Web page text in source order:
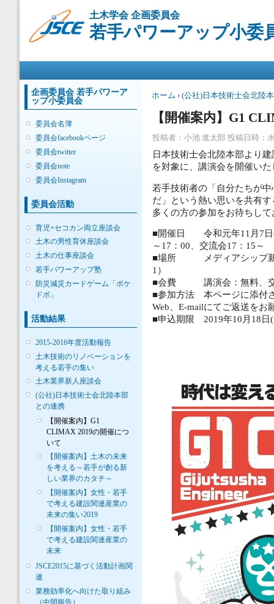
ン
コ
に
移
動
土木学会 企画委員会
若手パワーアップ小委
企画委員会 若手パワーア
ップ小委員会
委員会名簿
委員会facebookページ
委員会twitter
委員会note
委員会Instagram
委員会活動
育児×セコカン両立座談会
土木の男性育休座談会
土木の仕事座談会
若手パワーアップ塾
防災減災カードゲーム「ポケ
ドボ」
活動結果
2015-2016年度活動報告
土木技術のリノベーションを
考える若手の集い
土木業界新人座談会
(公社)日本技術士会北陸本部
との連携
【開催案内】G1
CLIMAX 2019の開催につ
いて
【開催案内】土木の未来
を考える～若手が創る新
しい業界のカタチ～
【開催案内】女性・若手
で考える建設関連産業の
未来の集い2019
【開催案内】女性・若手
で考える建設関連産業の
未来
JSCE2015に基づく活動計画関
連
業務効率化へ向けた取り組み
（中間報告）
現在地
ホーム › (公社)日本技術士会北陸
【開催案内】G1
投稿者： 小池 進太郎 投稿日時：
日本技術士会北陸本部より
を対象に、講演会を開催い
若手技術者の「自分たちが
だ」という熱い思いを共有
多くの方の参加をお待ちし
■開催日 令和元年11月7日(
～17：00、交流会17：15～
■場所 メディアシップ新
1）
■会費 講演会：無料、交
■参加方法 本ページに添付
Web、E-mailにてご返送をお
■申込期限 2019年10月18日